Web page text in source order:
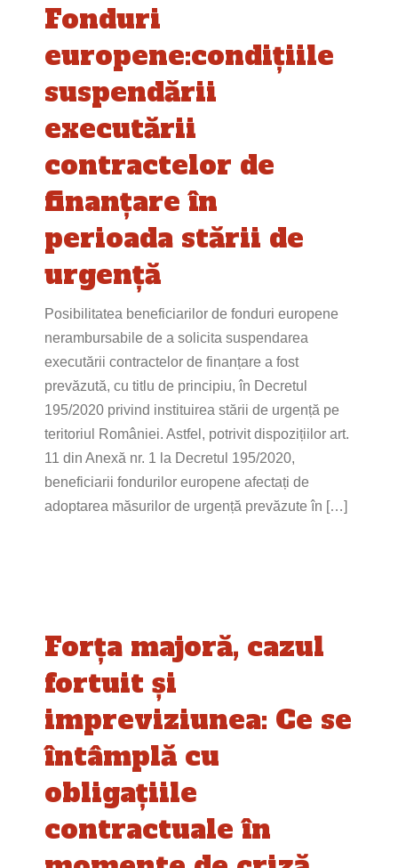
Fonduri
europene:condițiile
suspendării
executării
contractelor de
finanțare în
perioada stării de
urgență
Posibilitatea beneficiarilor de fonduri europene
nerambursabile de a solicita suspendarea
executării contractelor de finanțare a fost
prevăzută, cu titlu de principiu, în Decretul
195/2020 privind instituirea stării de urgență pe
teritoriul României. Astfel, potrivit dispozițiilor art.
11 din Anexă nr. 1 la Decretul 195/2020,
beneficiarii fondurilor europene afectați de
adoptarea măsurilor de urgență prevăzute în […]
Forța majoră, cazul
fortuit și
impreviziunea: Ce se
întâmplă cu
obligațiile
contractuale în